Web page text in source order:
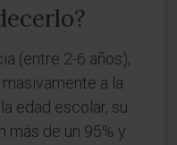
(entre 2-6 años),
a la
edad escolar, su
más de un 95% y